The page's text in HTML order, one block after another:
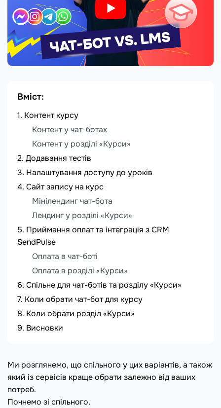
Вміст:
Контент курсу
Контент у чат-ботах
Контент у розділі «Курси»
Додавання тестів
Налаштування доступу до уроків
Сайт запису на курс
Мінілендинг чат-бота
Лендинг у розділі «Курси»
Приймання оплат та інтеграція з CRM
SendPulse
Оплата в чат-боті
Оплата в розділі «Курси»
Спільне для чат-ботів та розділу«Курси»
Коли обрати чат-бот для курсу
Коли обрати розділ «Курси»
Висновки
Ми розглянемо, що спільного у цих варіантів, а також
який із сервісів краще обрати залежно від ваших
потреб.
Почнемо зі спільного.